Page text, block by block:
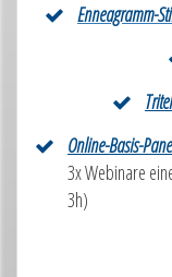
Enneagramm-
Online-Basis-
3x Webinare
3h)